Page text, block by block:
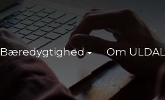
Bæredygtighed Om